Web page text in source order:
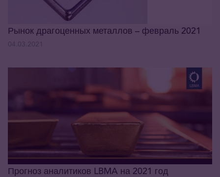
Рынок драгоценных металлов – февраль 2021
Прогноз аналитиков LBMA на 2021 год